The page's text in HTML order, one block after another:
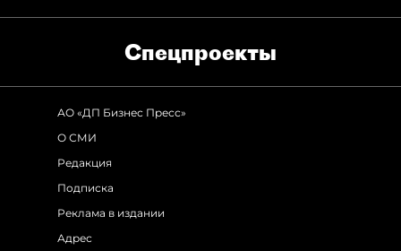
Спец­проекты
АО «ДП Бизнес Пресс»
О СМИ
Редакция
Подписка
Реклама в издании
Адрес